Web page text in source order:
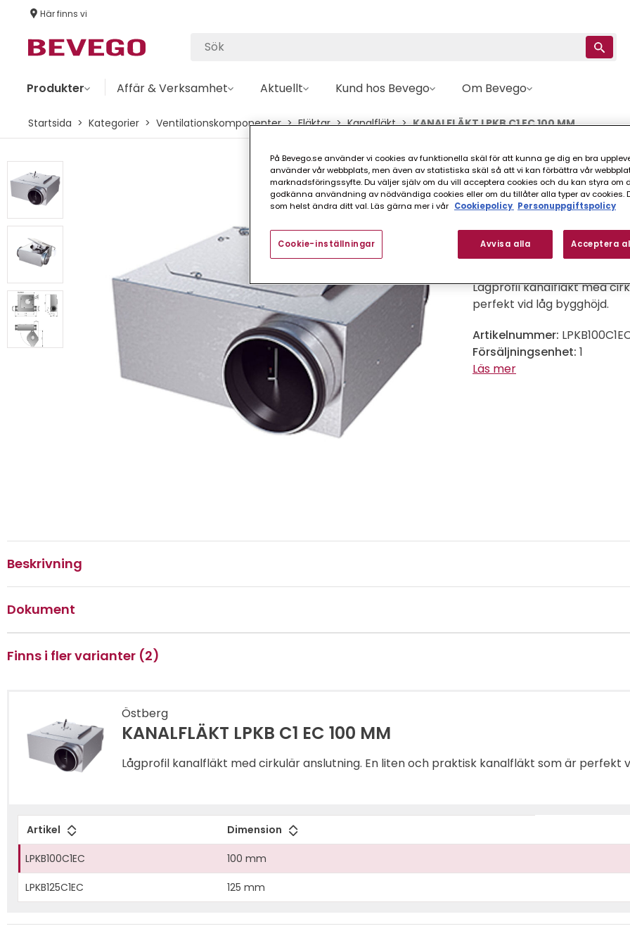
Här finns vi
Produkter Affär & Verksamhet Aktuellt Kund hos Bevego Om Bevego
Startsida Kategorier Ventilationskomponenter Fläktar Kanalfläkt KANALFLÄKT LPKB C1 EC 100 MM
Östberg
KANALFLÄKT
FINNS I FLER VARIANTER
Lågprofil kanalfläkt med
perfekt vid låg bygghöjd.
Artikelnummer:
Försäljningsenhet: 1
Läs mer
Beskrivning
Dokument
Finns i fler varianter (2)
Östberg
KANALFLÄKT LPKB C1 EC 100 MM
Lågprofil kanalfläkt med cirkulär anslutning. En liten och praktisk kanalfläkt som är perfekt
Artikel Dimension
LPKB100C1EC 100 mm
LPKB125C1EC 125 mm
På Bevego.se använder vi cookies av funktionella skäl för att kunna ge dig en bra
använder vår webbplats, men även av statistiska skäl så att vi kan förbättra vår
marknadsföringssyfte. Du väljer själv om du vill acceptera cookies och du kan styra om
godkänna användning av nödvändiga cookies eller om du tillåter alla typer av cookies.
som helst ändra ditt val. Läs gärna mer i vår Cookiepolicy Personuppgiftspolicy
Avvisa alla Acceptera
Cookie-inställningar